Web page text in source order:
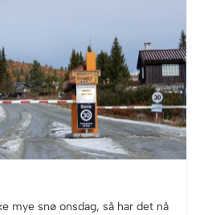
mye snø onsdag, så har det nå